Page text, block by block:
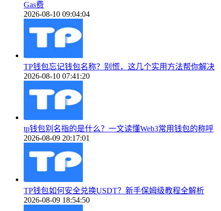
Gas费
2026-08-10 09:04:04
TP钱包忘记钱包名称？别慌，这几个实用方法帮你解决
2026-08-10 07:41:20
tp钱包别名指的是什么？一文读懂Web3常用钱包的称呼
2026-08-09 20:17:01
TP钱包如何安全兑换USDT？新手保姆级教程全解析
2026-08-09 18:54:50